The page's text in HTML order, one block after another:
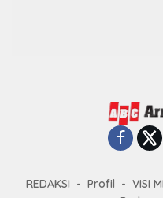
REDAKSI Profil VISI